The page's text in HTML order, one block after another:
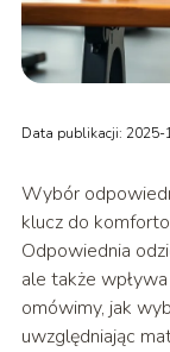
Data publikacji: 2025-
Wybór
klucz do
Odpowiednia
ale także
omówimy, jak
uwzględniając